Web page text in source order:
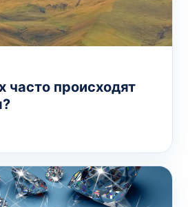
часто происходят